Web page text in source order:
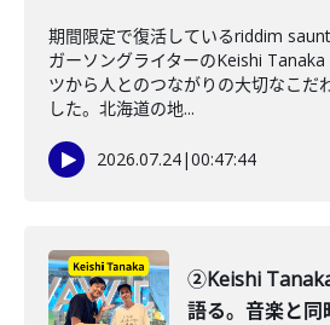
期間限定で復活しているriddim
ガーソングライターのKeishi
ツから人とのつながりの大切なこだ
した。北海道の地...
2026.07.24|00:47:44
②Keishi
語る。音楽と同